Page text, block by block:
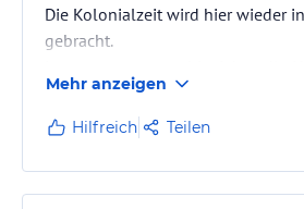
Die Kolonialzeit wird hier wieder
gebracht.
elegantes Mobiliar in der Lobby
Zimmern.
Tropische Blumenarrangements
Hotelhalle, beeindruckende
Grand Hotel Flair :-)
Mehr anzeigen
Hilfreich Teilen